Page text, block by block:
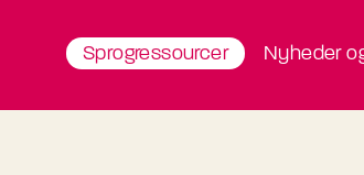
Sprogressourcer Nyheder